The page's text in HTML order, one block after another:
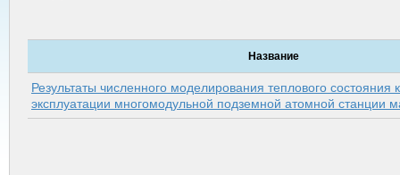
Название
Результаты численного моделирования теплового состояния
эксплуатации многомодульной подземной атомной станции